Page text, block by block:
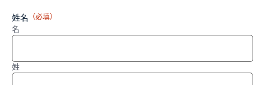
姓名 （必填）
名
姓